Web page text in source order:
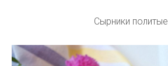
Сырники политые